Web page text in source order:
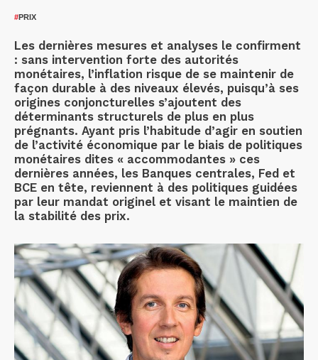
#PRIX
Les dernières mesures et analyses le confirment
: sans intervention forte des autorités
monétaires, l’inflation risque de se maintenir de
façon durable à des niveaux élevés, puisqu’à ses
origines conjoncturelles s’ajoutent des
déterminants structurels de plus en plus
prégnants. Ayant pris l’habitude d’agir en soutien
de l’activité économique par le biais de politiques
monétaires dites « accommodantes » ces
dernières années, les Banques centrales, Fed et
BCE en tête, reviennent à des politiques guidées
par leur mandat originel et visant le maintien de
la stabilité des prix.